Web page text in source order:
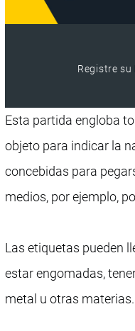
Registre
Esta partida engloba
objeto para indicar la
concebidas para
medios, por ejemplo,
Las etiquetas pueden
estar engomadas,
metal u otras